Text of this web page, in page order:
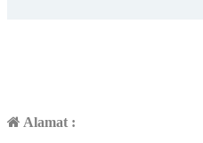
Alamat :